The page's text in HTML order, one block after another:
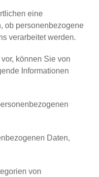
eine
ob personenbezogene
verarbeitet werden.
können Sie von
Informationen
Daten,
von